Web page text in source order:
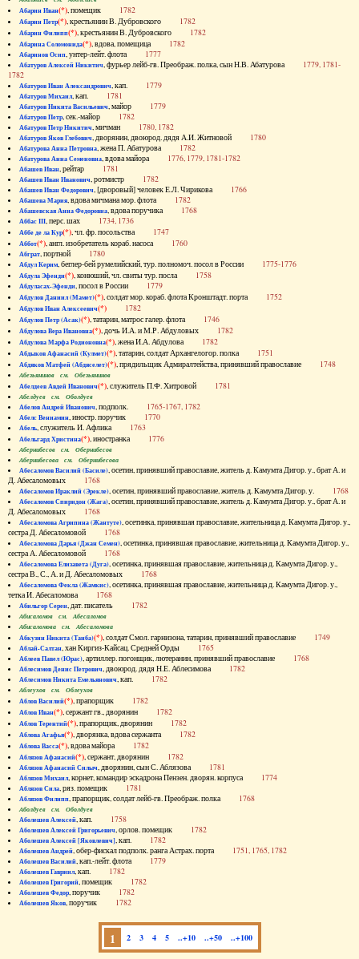
Абарин Иван(*), помещик 1782
Абарин Петр(*), крестьянин В. Дубровского 1782
Абарин Филипп(*), крестьянин В. Дубровского 1782
Абарина Соломонида(*), вдова, помещица 1782
Абаринов Осип, унтер-лейт. флота 1777
Абатуров Алексей Никитич, фурьер лейб-гв. Преображ. полка, сын Н.В. Абатурова 1779, 1781-
1782
Абатуров Иван Александрович, кап. 1779
Абатуров Михаил, кап. 1781
Абатуров Никита Васильевич, майор 1779
Абатуров Петр, сек.-майор 1782
Абатуров Петр Никитич, мичман 1780, 1782
Абатуров Яков Глебович, дворянин, двоюрод. дядя А.И. Житновой 1780
Абатурова Анна Петровна, жена П. Абатурова 1782
Абатурова Анна Семеновна, вдова майора 1776, 1779, 1781-1782
Абашев Иван, рейтар 1781
Абашев Иван Иванович, ротмистр 1782
Абашев Иван Федорович, [дворовый] человек Е.Л. Чирикова 1766
Абашева Мария, вдова мичмана мор. флота 1782
Абашевская Анна Федоровна, вдова поручика 1768
Аббас III, перс. шах 1734, 1736
Аббе де ла Кур(*), чл. фр. посольства 1747
Аббот(*), англ. изобретатель кораб. насоса 1760
Абграт, портной 1780
Абдул Керим, беглер-бей румелийский, тур. полномоч. посол в России 1775-1776
Абдула Эфенди(*), конюший, чл. свиты тур. посла 1758
Абдуласах-Эфенди, посол в России 1779
Абдулов Даниил (Мамет)(*), солдат мор. кораб. флота Кронштадт. порта 1752
Абдулов Иван Алексеевич(*) 1782
Абдулов Петр (Асак)(*), татарин, матрос галер. флота 1746
Абдулова Вера Ивановна(*), дочь И.А. и М.Р. Абдуловых 1782
Абдулова Марфа Родионовна(*), жена И.А. Абдулова 1782
Абдыков Афанасий (Кулмет)(*), татарин, солдат Архангелогор. полка 1751
Абдяков Матфей (Абдяселет)(*), прядильщик Адмиралтейства, принявший православие 1748
Абезьянинов см. Обезьянинов
Абелдеев Авдей Иванович(*), служитель П.Ф. Хитровой 1781
Абелдуев см. Оболдуев
Абелов Андрей Иванович, подполк. 1765-1767, 1782
Абелс Вениамин, иностр. поручик 1770
Абель, служитель И. Афлика 1763
Абельгард Христина(*), иностранка 1776
Абернибесов см. Обернибесов
Абернибесова см. Обернибесова
Абесаломов Василий (Басиле), осетин, принявший православие, житель д. Камумта Дигор. у., брат А. и
Д. Абесаломовых 1768
Абесаломов Ираклий (Эрекле), осетин, принявший православие, житель д. Камумта Дигор. у. 1768
Абесаломов Спиридон (Жага), осетин, принявший православие, житель д. Камумта Дигор. у., брат А. и
Д. Абесаломовых 1768
Абесаломова Агрипина (Жантуте), осетинка, принявшая православие, жительница д. Камумта Дигор. у.,
сестра Д. Абесаломовой 1768
Абесаломова Дарья (Джан Семен), осетинка, принявшая православие, жительница д. Камумта Дигор. у.,
сестра А. Абесаломовой 1768
Абесаломова Елизавета (Дуга), осетинка, принявшая православие, жительница д. Камумта Дигор. у.,
сестра В., С., А. и Д. Абесаломовых 1768
Абесаломова Фекла (Жамкис), осетинка, принявшая православие, жительница д. Камумта Дигор. у.,
тетка И. Абесаломова 1768
Абильгор Серен, дат. писатель 1782
Абисаломов см. Абесаломов
Абисаломова см. Абесаломова
Абкузин Никита (Танба)(*), солдат Смол. гарнизона, татарин, принявший православие 1749
Аблай-Салтан, хан Киргиз-Кайсац. Средней Орды 1765
Аблеев Павел (Юрас), артиллер. погонщик, лютеранин, принявший православие 1768
Аблесимов Денис Петрович, двоюрод. дядя Н.Е. Аблесимова 1782
Аблесимов Никита Емельянович, кап. 1782
Аблеухов см. Облеухов
Аблов Василий(*), прапорщик 1782
Аблов Иван(*), сержант гв., дворянин 1782
Аблов Терентий(*), прапорщик, дворянин 1782
Аблова Агафья(*), дворянка, вдова сержанта 1782
Аблова Васса(*), вдова майора 1782
Аблязов Афанасий(*), сержант, дворянин 1782
Аблязов Афанасий Силыч, дворянин, сын С. Аблязова 1781
Аблязов Михаил, корнет, командир эскадрона Пензен. дворян. корпуса 1774
Аблязов Сила, ряз. помещик 1781
Аблязов Филипп, прапорщик, солдат лейб-гв. Преображ. полка 1768
Аболдуев см. Оболдуев
Аболешев Алексей, кап. 1758
Аболешев Алексей Григорьевич, орлов. помещик 1782
Аболешев Алексей [Яковлевич], кап. 1782
Аболешев Андрей, обер-фискал подполк. ранга Астрах. порта 1751, 1765, 1782
Аболешев Василий, кап.-лейт. флота 1779
Аболешев Гавриил, кап. 1782
Аболешев Григорий, помещик 1782
Аболешев Федор, поручик 1782
Аболешев Яков, поручик 1782
1 2 3 4 5 ..+10 ..+50 ..+100